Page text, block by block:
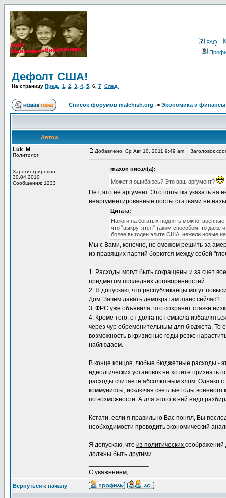
FAQ
Дефолт США!
На страницу Пред. 1 2 3 4 5 6 7 След.
Список форумов malchish.org -> Экономика и финансы
Автор
Luk_M
Политолог
Зарегистрирован:
30.04.2010
Сообщения: 1233
Добавлено: Ср Авг 10, 2011 9:49 am Заголовок
maxon писал(а):
Может я ошибаюсь? Это ваш аргумент?
Нет, это не аргумент. Это попытка указать
неаргументированные посты статьями не
Цитата:
Налоги на богатых поднять можно,
что "выкрутятся" таким способом, то даже
более выгоден элите США, нежели новые
Мы с Вами, конечно, не сможем решить за
из правящих партий борются между собой
1. Расходы могут быть сокращены и за счет
предметом последних договоренностей.
2. Я допускаю, что республиканцы могут
Дом. Зачем давать демократам шанс сейчас?
3. ФРС уже объявила, что сохранит ставки
4. Кроме того, от долга нет смысла
через чур обременительным для бюджета. То
возможность в кризисные годы резко
наблюдаем.
В конце концов, любые бюджетные расходы -
идеолгических установок не хотите
расходы считаете абсолютным злом. Однако с
коммунисты, исключая светлые годы
по возможности. А для этого в ней надо
Кстати, если я правильно Вас понял, Вы
необходимости проводить экономический
Я допускаю, что из политических соображений
должны быть другими.
С уважением,
Вернуться к началу